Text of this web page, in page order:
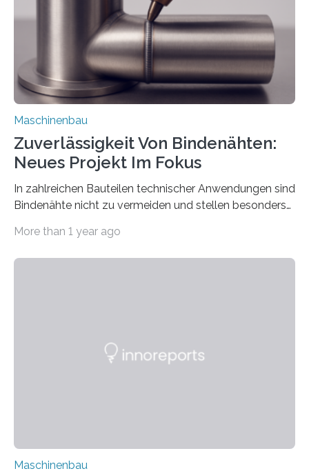
einzubinden. Sankt Augustin – Zur Messe FACHPACK
vom 23. bis 25. September in Nürnberg…
Maschinenbau
Zuverlässigkeit Von Bindenähten:
Neues Projekt Im Fokus
In zahlreichen Bauteilen technischer Anwendungen sind
Bindenähte nicht zu vermeiden und stellen besonders
Matrixmaterials eine große Herausforderung dar.
Durch den verstärkten Einsatz von Rezyklaten
More than 1 year ago
Maschinenbau